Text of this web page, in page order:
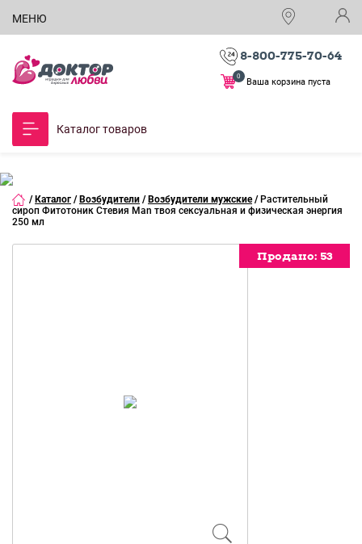
МЕНЮ
8-800-775-70-64
Ваша корзина пуста
0
Каталог товаров
/ Каталог / Возбудители / Возбудители мужские / Растительный
сироп Фитотоник Стевия Man твоя сексуальная и физическая энергия
250 мл
Продано: 53
Продано: 53
Продано: 53
Продано: 53
Продано: 53
Продано: 53
Продано: 53